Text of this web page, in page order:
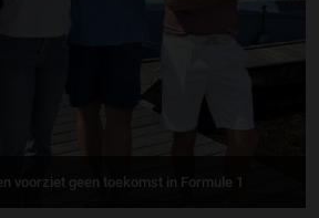
voorziet geen toekomst in Formule 1